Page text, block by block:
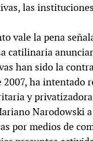
las
vale la pena
catilinaria
han sido la
2007, ha intentado
y
Narodowski
por medios de